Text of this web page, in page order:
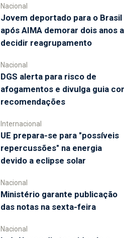
Nacional
Jovem deportado para o Brasil
após AIMA demorar dois anos a
decidir reagrupamento
Nacional
DGS alerta para risco de
afogamentos e divulga guia
recomendações
Internacional
UE prepara-se para "possíveis
repercussões" na energia
devido a eclipse solar
Nacional
Ministério garante publicação
das notas na sexta-feira
Nacional